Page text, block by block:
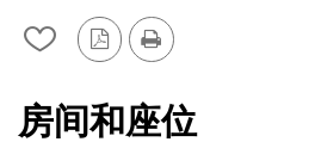
从
笔
记
PDF
版
打
印
TIPO
房间和座位